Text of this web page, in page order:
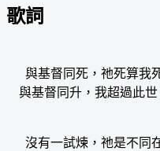
歌詞
與基督同死，祂死算我
與基督同升，我超過此
沒有一試煉，祂是不同